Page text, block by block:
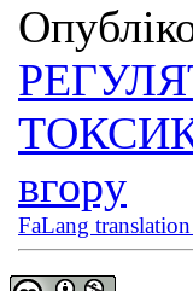
вгору
FaLang